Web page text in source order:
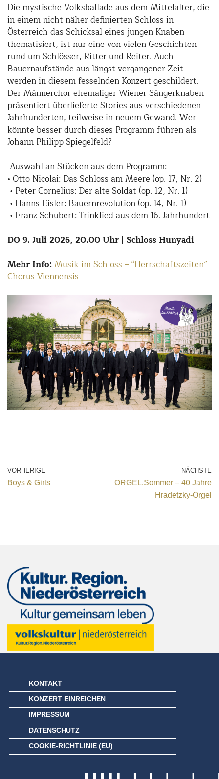
Die mystische Volksballade aus dem Mittelalter, die
in einem nicht näher definierten Schloss in
Österreich das Schicksal eines jungen Knaben
thematisiert, ist nur eine von vielen Geschichten
rund um Schlösser, Ritter und Reiter. Auch
Bauernaufstände aus längst vergangener Zeit
werden in diesem fesselnden Konzert geschildert.
Der Männerchor ehemaliger Wiener Sängerknaben
präsentiert überlieferte Stories aus verschiedenen
Jahrhunderten, teilweise in neuem Gewand. Wer
könnte besser durch dieses Programm führen als
Johann-Philipp Spiegelfeld?
Auswahl an Stücken aus dem Programm:
• Otto Nicolai: Das Schloss am Meere (op. 17, Nr. 2)
• Peter Cornelius: Der alte Soldat (op. 12, Nr. 1)
• Hanns Eisler: Bauernrevolution (op. 14, Nr. 1)
• Franz Schubert: Trinklied aus dem 16. Jahrhundert
DO 9. Juli 2026, 20.00 Uhr | Schloss Hunyadi
Mehr Info:Musik im Schloss – “Herrschaftszeiten”
Chorus Viennensis
VORHERIGE
Boys & Girls
NÄCHSTE
ORGEL.Sommer – 40 Jahre
Hradetzky-Orgel
KONTAKT
KONZERT EINREICHEN
IMPRESSUM
DATENSCHUTZ
COOKIE-RICHTLINIE (EU)